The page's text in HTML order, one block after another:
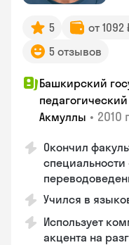
5 от
5 отзывов
Башкирский
Акмуллы • 2010
Окончил
Учился в
Использует
акцента на